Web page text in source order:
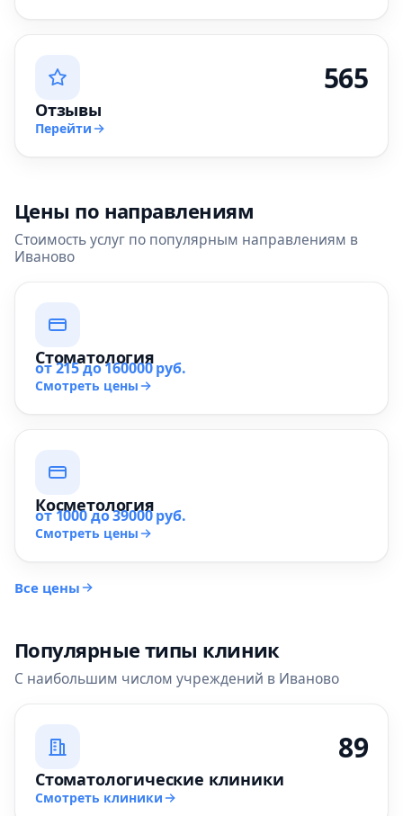
565
Отзывы
Перейти
Цены по направлениям
Стоимость услуг по популярным направлениям в
Иваново
Стоматология
от 215 до 160000 руб.
Смотреть цены
Косметология
от 1000 до 39000 руб.
Смотреть цены
Все цены
Популярные типы клиник
С наибольшим числом учреждений в Иваново
89
Стоматологические клиники
Смотреть клиники